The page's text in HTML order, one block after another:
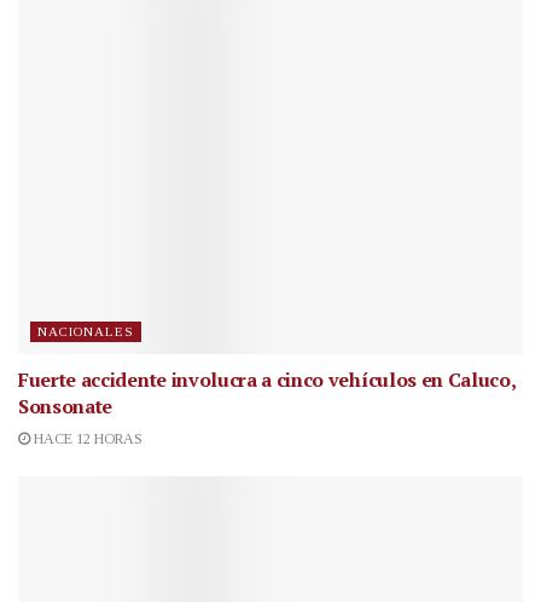
NACIONALES
Fuerte accidente involucra a cinco vehículos en Caluco,
Sonsonate
HACE 12 HORAS